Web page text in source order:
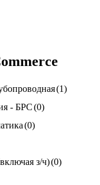
(1)
- БРС(0)
(0)
з/ч)(0)